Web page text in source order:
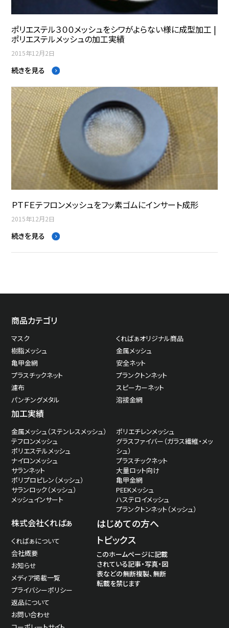
ポリエステル３００メッシュをシワがよらない様に成型加工 |
ポリエステルメッシュの加工実績
2015年12月2日
続きを見る
ＰＴＦＥテフロンメッシュをフッ素ゴムにインサート成形
2015年12月2日
続きを見る
商品カテゴリ
マスク
くればぁオリジナル商品
樹脂メッシュ
金属メッシュ
亀甲金網
安全ネット
プラスチックネット
プランクトンネット
濾布
スピーカーネット
パンチングメタル
溶接金網
加工実績
金属メッシュ（ステンレスメッシュ）
テフロンメッシュ
ポリエステルメッシュ
ナイロンメッシュ
サランネット
ポリプロピレン（メッシュ）
サランロック（メッシュ）
メッシュインサート
ポリエチレンメッシュ
グラスファイバー（ガラス繊維・メッ
シュ）
プラスチックネット
大量ロット向け
亀甲金網
PEEKメッシュ
ハステロイメッシュ
プランクトンネット（メッシュ）
株式会社くればぁ
くればぁについて
会社概要
お知らせ
メディア掲載一覧
プライバシーポリシー
返品について
お問い合わせ
はじめての方へ
トピックス
このホームページに記載
されている記事・写真・図
表などの無断複製、無断
転載を禁じます